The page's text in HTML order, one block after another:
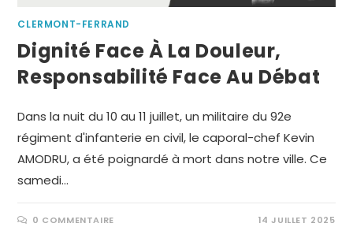
CLERMONT-FERRAND
Dignité Face À La Douleur,
Responsabilité Face Au Débat
Dans la nuit du 10 au 11 juillet, un militaire du 92e
régiment d'infanterie en civil, le caporal-chef Kevin
AMODRU, a été poignardé à mort dans notre ville. Ce
samedi…
0 COMMENTAIRE 14 JUILLET 2025